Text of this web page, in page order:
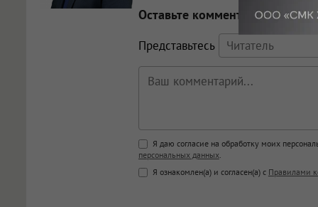
Оставьте комментарий
Представьтесь
Поддержка HTML
<b>, <strong>, <u>, <i>, <em>,
<blockquote>, <code>
Я даю согласие на обработку моих
персональных данных.
Я ознакомлен(а) и согласен(а) с Правилами